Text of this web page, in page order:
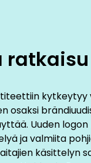
kannalta
tiimi matkusti
päällä
sekä
cruelaisten sekä
kytkeytyy
osaksi
Uuden
ja valmiita
käsittelyn